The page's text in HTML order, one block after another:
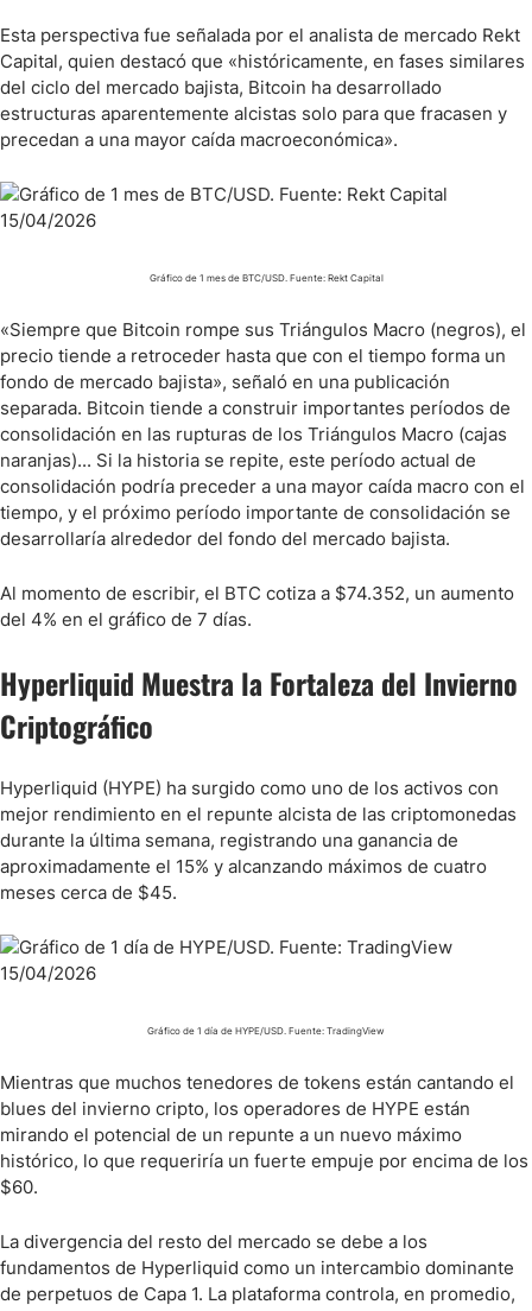
Esta perspectiva fue señalada por el analista de mercado Rekt
Capital, quien destacó que «históricamente, en fases similares
del ciclo del mercado bajista, Bitcoin ha desarrollado
estructuras aparentemente alcistas solo para que fracasen y
precedan a una mayor caída macroeconómica».
Gráfico de 1 mes de BTC/USD. Fuente: Rekt Capital
«Siempre que Bitcoin rompe sus Triángulos Macro (negros), el
precio tiende a retroceder hasta que con el tiempo forma un
fondo de mercado bajista», señaló en una publicación
separada. Bitcoin tiende a construir importantes períodos de
consolidación en las rupturas de los Triángulos Macro (cajas
naranjas)... Si la historia se repite, este período actual de
consolidación podría preceder a una mayor caída macro con el
tiempo, y el próximo período importante de consolidación se
desarrollaría alrededor del fondo del mercado bajista.
Al momento de escribir, el BTC cotiza a $74.352, un aumento
del 4% en el gráfico de 7 días.
Hyperliquid Muestra la Fortaleza del Invierno
Criptográfico
Hyperliquid (HYPE) ha surgido como uno de los activos con
mejor rendimiento en el repunte alcista de las criptomonedas
durante la última semana, registrando una ganancia de
aproximadamente el 15% y alcanzando máximos de cuatro
meses cerca de $45.
Gráfico de 1 día de HYPE/USD. Fuente: TradingView
Mientras que muchos tenedores de tokens están cantando el
blues del invierno cripto, los operadores de HYPE están
mirando el potencial de un repunte a un nuevo máximo
histórico, lo que requeriría un fuerte empuje por encima de los
$60.
La divergencia del resto del mercado se debe a los
fundamentos de Hyperliquid como un intercambio dominante
de perpetuos de Capa 1. La plataforma controla, en promedio,